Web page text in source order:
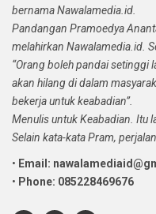
bernama Nawalamedia.id.
Pandangan Pramoedya
melahirkan Nawalamedia.id.
“Orang boleh pandai setinggi
akan hilang di dalam
bekerja untuk keabadian”.
Menulis untuk Keabadian. Itu
Selain kata-kata Pram,
• Email:
• Phone: 085228469676